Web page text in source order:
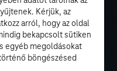
Kérjük, az
arról, hogy az oldal
bekapcsolt sütiken
egyéb megoldásokat
böngészésed